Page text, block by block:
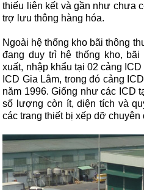
thiếu liên kết và gần như chưa
trợ lưu thông hàng hóa.
Ngoài hệ thống kho bãi thông
đang duy trì hệ thống kho,
xuất, nhập khẩu tại 02 cảng
ICD Gia Lâm, trong đó cảng
năm 1996. Giống như các ICD
số lượng còn ít, diện tích và
các trang thiết bị xếp dỡ chuyên